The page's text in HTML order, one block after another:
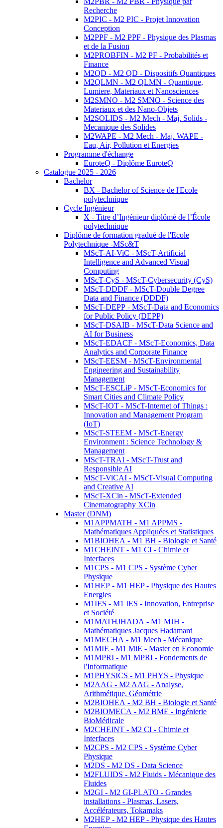
Recherche
M2PIC - M2 PIC - Projet Innovation
Conception
M2PPF - M2 PPF - Physique des Plasmas
et de la Fusion
M2PROBFIN - M2 PF - Probabilités et
Finance
M2QD - M2 QD - Dispositifs Quantiques
M2QLMN - M2 QLMN - Quantique,
Lumiere, Materiaux et Nanosciences
M2SMNO - M2 SMNO - Science des
Materiaux et des Nano-Objets
M2SOLIDS - M2 Mech - Maj. Solids -
Mecanique des Solides
M2WAPE - M2 Mech - Maj. WAPE -
Eau, Air, Pollution et Energies
Programme d'échange
EuroteQ - Diplôme EuroteQ
Catalogue 2025 - 2026
Bachelor
BX - Bachelor of Science de l'Ecole
polytechnique
Cycle Ingénieur
X - Titre d’Ingénieur diplômé de l’École
polytechnique
Diplôme de formation gradué de l'Ecole
Polytechnique -MSc&T
MScT-AI-ViC - MScT-Artificial
Intelligence and Advanced Visual
Computing
MScT-CyS - MScT-Cybersecurity (CyS)
MScT-DDDF - MScT-Double Degree
Data and Finance (DDDF)
MScT-DEPP - MScT-Data and Economics
for Public Policy (DEPP)
MScT-DSAIB - MScT-Data Science and
AI for Business
MScT-EDACF - MScT-Economics, Data
Analytics and Corporate Finance
MScT-EESM - MScT-Environmental
Engineering and Sustainability
Management
MScT-ESCLiP - MScT-Economics for
Smart Cities and Climate Policy
MScT-IOT - MScT-Internet of Things :
Innovation and Management Program
(IoT)
MScT-STEEM - MScT-Energy
Environment : Science Technology &
Management
MScT-TRAI - MScT-Trust and
Responsible AI
MScT-ViCAI - MScT-Visual Computing
and Creative AI
MScT-XCin - MScT-Extended
Cinematography XCin
Master (DNM)
M1APPMATH - M1 APPMS -
Mathématiques Appliquées et Statistiques
M1BIOHEA - M1 BH - Biologie et Santé
M1CHEINT - M1 CI - Chimie et
Interfaces
M1CPS - M1 CPS - Système Cyber
Physique
M1HEP - M1 HEP - Physique des Hautes
Energies
M1IES - M1 IES - Innovation, Entreprise
et Société
M1MATHJHADA - M1 MJH -
Mathématiques Jacques Hadamard
M1MECHA - M1 Mech - Mécanique
M1MIE - M1 MiE - Master en Economie
M1MPRI - M1 MPRI - Fondements de
l'Informatique
M1PHYSICS - M1 PHYS - Physique
M2AAG - M2 AAG - Analyse,
Arithmétique, Géométrie
M2BIOHEA - M2 BH - Biologie et Santé
M2BIOMECA - M2 BME - Ingénierie
BioMédicale
M2CHEINT - M2 CI - Chimie et
Interfaces
M2CPS - M2 CPS - Système Cyber
Physique
M2DS - M2 DS - Data Science
M2FLUIDS - M2 Fluids - Mécanique des
Fluides
M2GI - M2 GI-PLATO - Grandes
installations - Plasmas, Lasers,
Accélérateurs, Tokamaks
M2HEP - M2 HEP - Physique des Hautes